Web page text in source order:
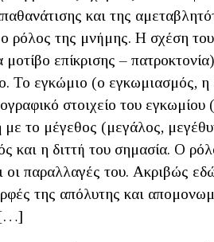
και της
ο ρόλος της μνήμης. Η σχέση
επίκρισης –
Το εγκώμιο (ο εγκωμιασμός, η
στοιχείο του
το μέγεθος (μεγάλος,
και η διττή του σημασία. Ο
οι παραλλαγές του. Ακριβώς
της απόλυτης και
[…]